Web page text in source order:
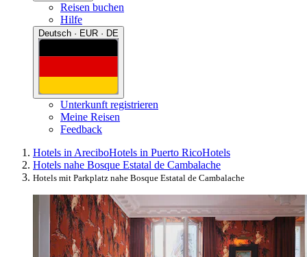
Reisen buchen
Hilfe
Deutsch · EUR · DE
Unterkunft registrieren
Meine Reisen
Feedback
Hotels in AreciboHotels in Puerto RicoHotels
Hotels nahe Bosque Estatal de Cambalache
Hotels mit Parkplatz nahe Bosque Estatal de Cambalache